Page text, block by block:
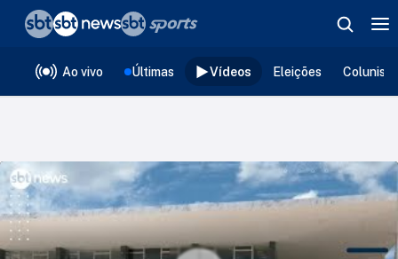
Ao vivo Últimas Vídeos Eleições
❮voltar
Editorias